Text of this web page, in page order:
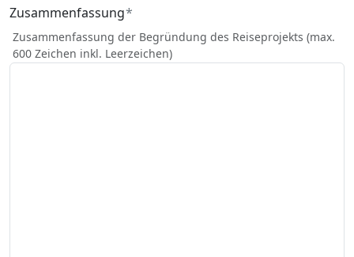
Zusammenfassung
Zusammenfassung der Begründung des Reiseprojekts (max.
600 Zeichen inkl. Leerzeichen)